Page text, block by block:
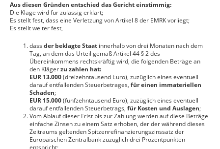
Aus diesen Gründen entschied das Gericht einstimmig:
Die Klage wird für zulässig erklärt;
Es stellt fest, dass eine Verletzung von Artikel 8 der EMRK vorliegt;
Es stellt weiter fest,
dass der beklagte Staat innerhalb von drei Monaten nach dem
Tag, an dem das Urteil gemäß Artikel 44 § 2 des
Übereinkommens rechtskräftig wird, die folgenden Beträge an
den Klägerzu zahlen hat:
EUR 13.000(dreizehntausend Euro), zuzüglich eines eventuell
darauf entfallenden Steuerbetrages, für einen immateriellen
Schaden;
EUR 15.000(fünfzehntausend Euro), zuzüglich eines eventuell
darauf entfallenden Steuerbetrags, für Kosten und Auslagen;
Vom Ablauf dieser Frist bis zur Zahlung werden auf diese Beträge
einfache Zinsen zu einem Satz erhoben, der der während dieses
Zeitraums geltenden Spitzenrefinanzierungszinssatz der
Europäischen Zentralbank zuzüglich drei Prozentpunkten
entspricht;